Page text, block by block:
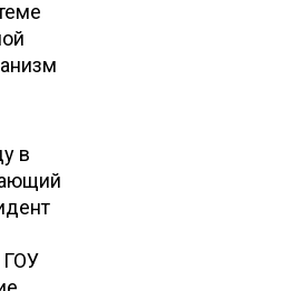
в
ГОУ